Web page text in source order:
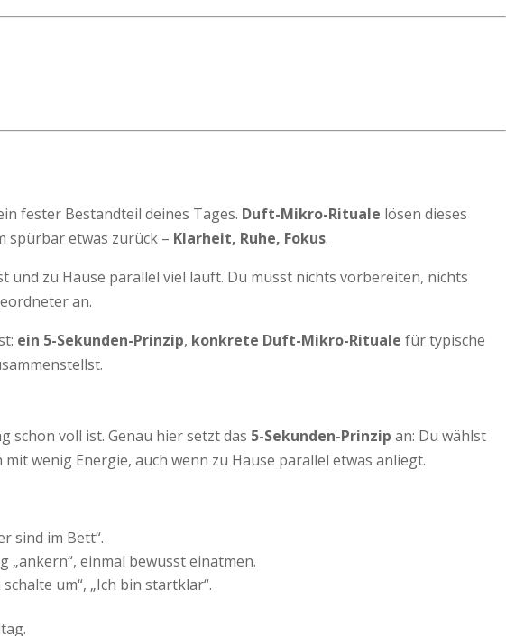
fester Bestandteil deines Tages. Duft-Mikro-Rituale lösen dieses
spürbar etwas zurück – Klarheit, Ruhe, Fokus.
und zu Hause parallel viel läuft. Du musst nichts vorbereiten, nichts
an.
ein 5-Sekunden-Prinzip, konkrete Duft-Mikro-Rituale für typische
schon voll ist. Genau hier setzt das 5-Sekunden-Prinzip an: Du wählst
wenig Energie, auch wenn zu Hause parallel etwas anliegt.
sind im Bett“.
„ankern“, einmal bewusst einatmen.
um“, „Ich bin startklar“.